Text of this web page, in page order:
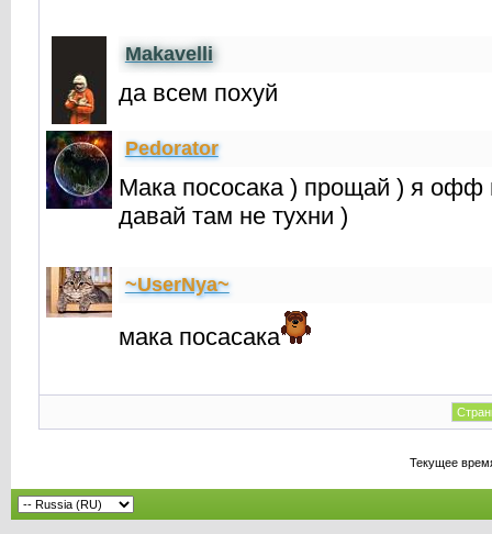
Makavelli
да всем похуй
Реdorator
Мака пососака ) прощай ) я офф
давай там не тухни )
~UserNya~
мака посасака
Текущее